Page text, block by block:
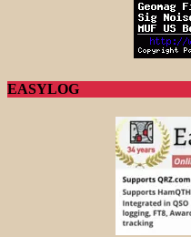
EASYLOG